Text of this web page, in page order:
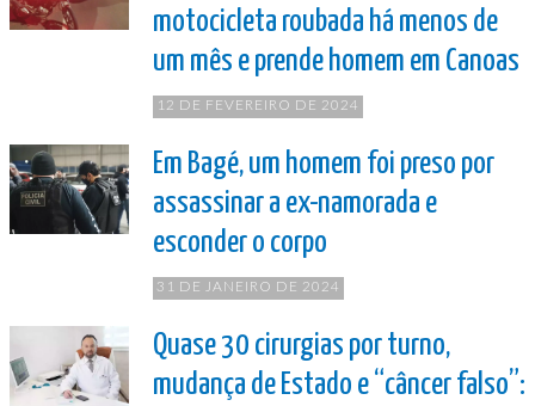
motocicleta roubada há menos de
um mês e prende homem em Canoas
12 DE FEVEREIRO DE 2024
Em Bagé, um homem foi preso por
assassinar a ex-namorada e
esconder o corpo
31 DE JANEIRO DE 2024
Quase 30 cirurgias por turno,
mudança de Estado e “câncer falso”: